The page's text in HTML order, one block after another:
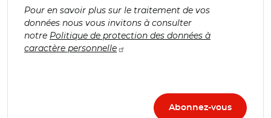
Pour en savoir plus sur le traitement de vos
données nous vous invitons à consulter
notre Politique de protection des données à
caractère personnelle